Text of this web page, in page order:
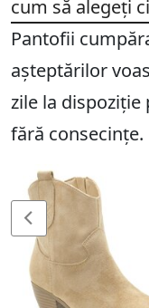
cum să alegeți
Pantofii
așteptărilor
zile la
fără consecințe.